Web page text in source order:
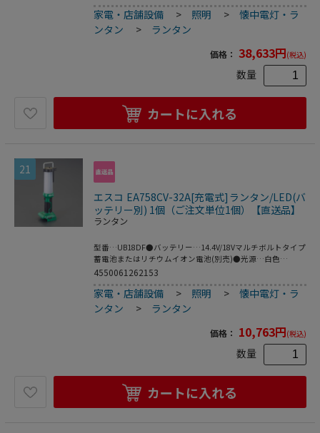
チウムイオン充電池(付属)7.4V13.Ah●充電時間(h)：4●球
寿命(時間)：40000●色温度(K)：6500●照射角：90度●1m
照度(Lx)：強：4470／弱：2230●使用環境温度：-20～
50℃●底面マグネット付●点灯パターン：強→弱→SOS→点
滅●定格光束：4000Lm●充電時間：4時間●点灯時間：強
4.5時間/弱6.5時間●電源：リチウムイオン充電池(付
家電・店舗設備 > 照明 >懐中電灯・ラ
ンタン
> ランタン
価格： 38,633円(税込)
数量
カートに入れる
21
エスコ EA758CV-32A[充電式]ランタン/LED(バ
ッテリー別) 1個（ご注文単位1個）【直送品】
ランタン
型番…UB18DF●バッテリー…14.4V/18Vマルチボルトタイプ
蓄電池またはリチウムイオン電池(別売)●光源…白色
LED（0.2W×24灯）暖色LED（0.2W×3灯）●明るさ…白色
色(3.0Ah時)弱：約17時間強：約7時間(5.0Ah時)弱：約29時
間強：約12時間(8.0Ah時)弱：約46時間強：約19時間暖色
(3.0Ah時)弱：約43時間強：約28時間(5.0Ah時)弱：約72時間
強：約47時間(8.0Ah時)弱：約115時間強：約76時間●サイ
ズ(W×D×H)mm…98×79×301（本体のみ）●重量…
400g（本体のみ）●仕様…ランタン本体のみ●充電器…
AC100V●360°照射で死角なし●従来製品(UB18DDL)よりも
白色と暖色で用途が広がる【白色】手持ちで使えて仕事や停
電時の移動に便利【暖色】ほどよい明るさの暖色でキャンプ
などに活躍※●※高所につり下げて使用する場合は、バンド
4550061262153
家電・店舗設備 > 照明 >懐中電灯・ラ
ンタン
> ランタン
価格： 10,763円(税込)
数量
カートに入れる